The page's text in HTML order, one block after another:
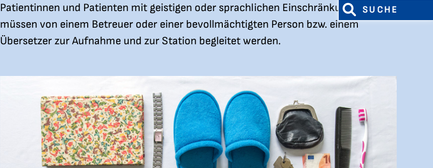
Patientinnen und Patienten mit geistigen oder sprachlichen Einschränkungen
müssen von einem Betreuer oder einer bevollmächtigten Person bzw. einem
Übersetzer zur Aufnahme und zur Station begleitet werden.
SUCHE